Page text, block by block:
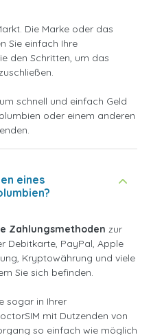
Die Marke oder das
Sie einfach Ihre
den Schritten, um das
schnell und einfach Geld
oder einem anderen
eines
Zahlungsmethoden zur
Debitkarte, PayPal, Apple
Kryptowährung und viele
Sie sich befinden.
sogar in Ihrer
mit Dutzenden von
so einfach wie möglich